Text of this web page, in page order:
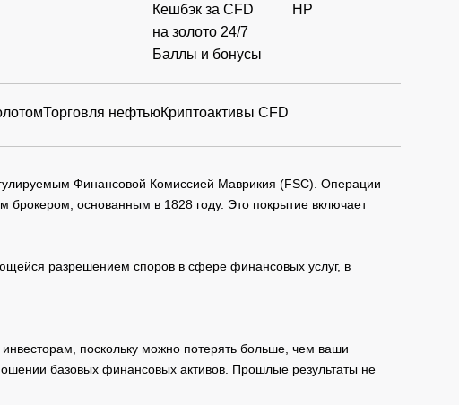
Кешбэк за CFD
на золото 24/7
Баллы и бонусы
HP
Торговля нефтьюКриптоактивы CFD
Финансовой Комиссией Маврикия (FSC). Операции
основанным в 1828 году. Это покрытие включает
разрешением споров в сфере финансовых услуг, в
поскольку можно потерять больше, чем ваши
базовых финансовых активов. Прошлые результаты не